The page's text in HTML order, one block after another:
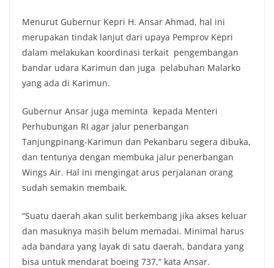
Menurut Gubernur Kepri H. Ansar Ahmad, hal ini
merupakan tindak lanjut dari upaya Pemprov Kepri
dalam melakukan koordinasi terkait pengembangan
bandar udara Karimun dan juga pelabuhan Malarko
yang ada di Karimun.
Gubernur Ansar juga meminta kepada Menteri
Perhubungan RI agar jalur penerbangan
Tanjungpinang-Karimun dan Pekanbaru segera dibuka,
dan tentunya dengan membuka jalur penerbangan
Wings Air. Hal ini mengingat arus perjalanan orang
sudah semakin membaik.
“Suatu daerah akan sulit berkembang jika akses keluar
dan masuknya masih belum memadai. Minimal harus
ada bandara yang layak di satu daerah, bandara yang
bisa untuk mendarat boeing 737,” kata Ansar.